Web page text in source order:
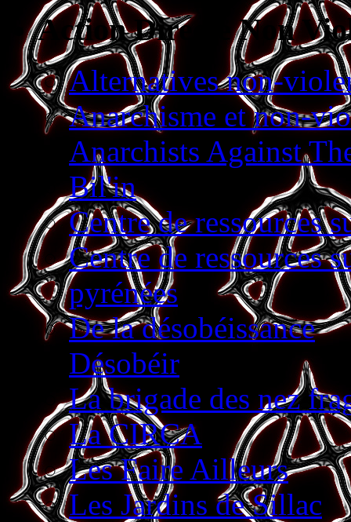
Action Directe Non
Alternatives non-
Anarchisme et non-
Anarchists Against
Bil'in
Centre de ressources
Centre de ressources
pyrénées
De la désobéissance
Désobéir
La brigade des nez
La CIRCA
Les Faire Ailleurs
Les Jardins de Sillac